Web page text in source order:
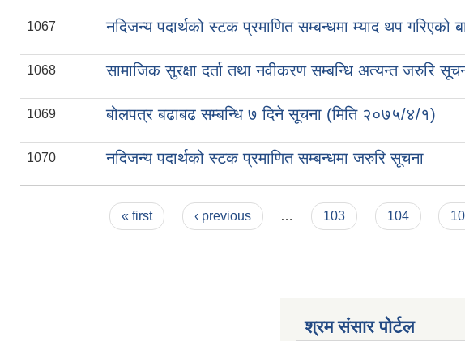
1067 नदिजन्य पदार्थको स्टक प्रमाणित सम्बन्धमा म्याद थप गरिएको
1068 सामाजिक सुरक्षा दर्ता तथा नवीकरण सम्बन्धि अत्यन्त जरुरि
1069 बोलपत्र बढाबढ सम्बन्धि ७ दिने सूचना (मिति २०७५/४/१)
1070 नदिजन्य पदार्थको स्टक प्रमाणित सम्बन्धमा जरुरि सूचना
« first ‹ previous … 103 104
श्रम संसार पोर्टल